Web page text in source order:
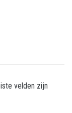
velden zijn